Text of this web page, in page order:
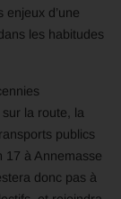
d’une
les habitudes
la route, la
publics
17 à Annemasse
donc pas à